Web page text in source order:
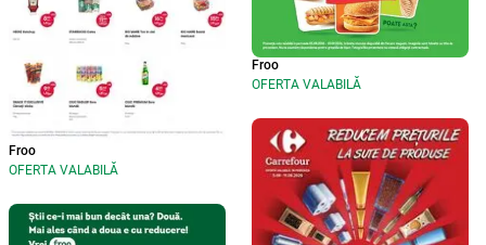
Froo
OFERTA VALABILĂ
Froo
OFERTA VALABILĂ